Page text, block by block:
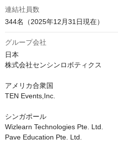
連結社員数
344名（2025年12月31日現在）
グループ会社
日本
株式会社センシンロボティクス
アメリカ合衆国
TEN Events,Inc.
シンガポール
Wizlearn Technologies Pte. Ltd.
Pave Education Pte. Ltd.